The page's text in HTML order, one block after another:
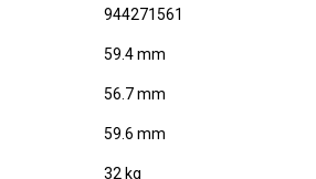
944271561
59.4 mm
56.7 mm
59.6 mm
32 kg